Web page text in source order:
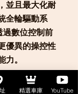
並且最大化耐
全輪驅動系
過數位控制前
優異的操控性
力。
精選車庫 YouTube